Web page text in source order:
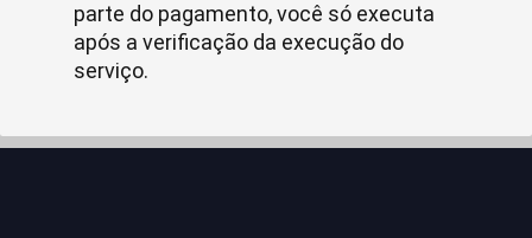
parte do pagamento, você só executa
após a verificação da execução do
serviço.